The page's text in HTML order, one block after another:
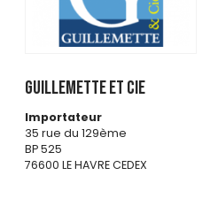
GUILLEMETTE ET CIE
Importateur
35 rue du 129ème
BP 525
76600 LE HAVRE CEDEX